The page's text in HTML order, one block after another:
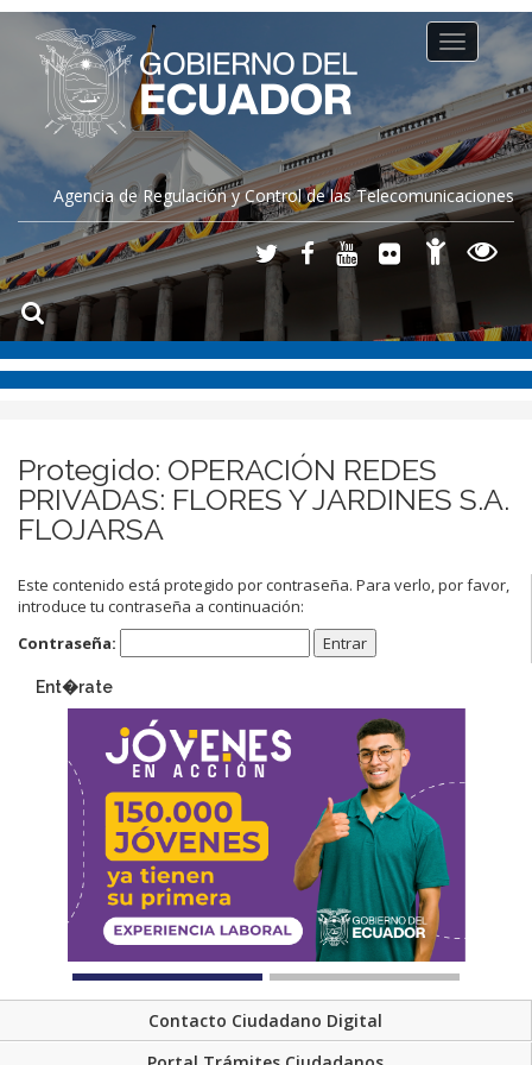
Agencia de Regulación y Control de las Telecomunicaciones
Toggle
navigation
Protegido: OPERACIÓN REDES
PRIVADAS: FLORES Y JARDINES S.A.
FLOJARSA
Este contenido está protegido por contraseña. Para verlo, por favor,
introduce tu contraseña a continuación:
Contraseña:
Ent�rate
Contacto Ciudadano Digital